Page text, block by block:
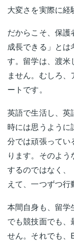
大変さを実際に経
だからこそ、保護
成長できる」とは
す。留学は、渡米
ません。むしろ
ートです。
英語で生活し、英
時には思うように
分では頑張ってい
ります。そのよ
するのではなく、
えて、一つずつ行
本間自身も、留学
でも競技面でも、
せん。それでも、